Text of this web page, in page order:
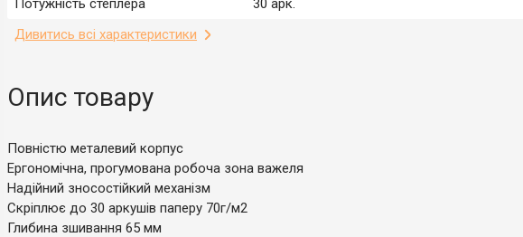
Потужність степлера
30 арк.
Дивитись всі характеристики
Опис товару
Повністю металевий корпус
Ергономічна, прогумована робоча зона важеля
Надійний зносостійкий механізм
Скріплює до 30 аркушів паперу 70г/м2
Глибина зшивання 65 мм